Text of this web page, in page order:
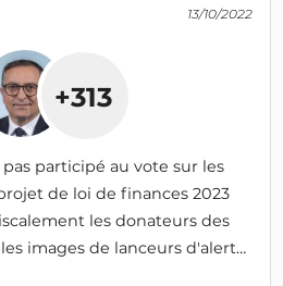
13/10/2022
+313
participé au vote sur les
de loi de finances 2023
les donateurs des
images de lanceurs d'alerte